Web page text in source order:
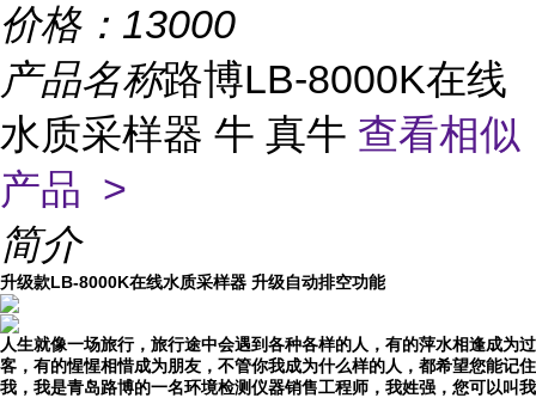
价格： 13000
产品名称路博LB-8000K在线
水质采样器 牛 真牛 查看相似
产品 >
简介
升级款LB-8000K在线水质采样器 升级自动排空功能
人生就像一场旅行，旅行途中会遇到各种各样的人，有的萍水相逢成为过
客，有的惺惺相惜成为朋友，不管你我成为什么样的人，都希望您能记住
我，我是青岛路博的一名环境检测仪器销售工程师，我姓强，您可以叫我